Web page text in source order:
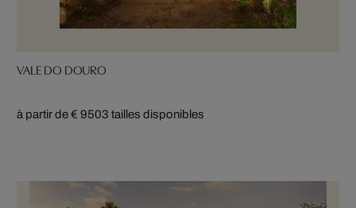
VALE DO DOURO
à partir de € 9503 tailles disponibles